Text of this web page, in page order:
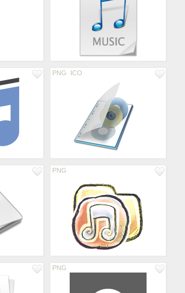
PNG ICO
PNG
PNG